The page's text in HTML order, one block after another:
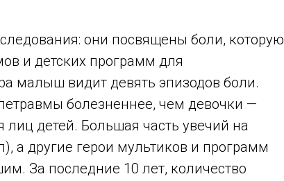
они посвящены боли, которую
и детских программ для
малыш видит девять эпизодов боли.
болезненнее, чем девочки —
детей. Большая часть увечий на
а другие герои мультиков и программ
За последние 10 лет, количество